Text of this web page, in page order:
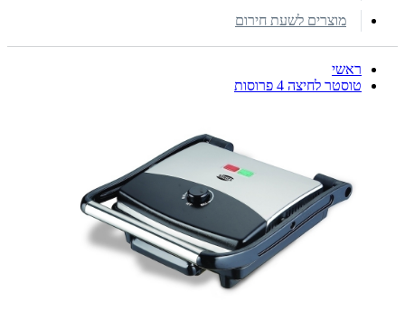
מוצרים לשעת חירום
ראשי
טוסטר לחיצה 4 פרוסות